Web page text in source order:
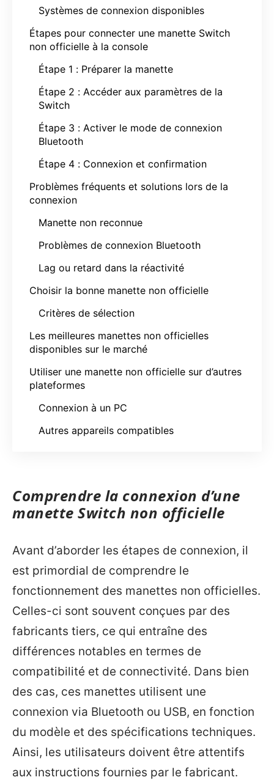
Systèmes de connexion disponibles
Étapes pour connecter une manette Switch
non officielle à la console
Étape 1 : Préparer la manette
Étape 2 : Accéder aux paramètres de la
Switch
Étape 3 : Activer le mode de connexion
Bluetooth
Étape 4 : Connexion et confirmation
Problèmes fréquents et solutions lors de la
connexion
Manette non reconnue
Problèmes de connexion Bluetooth
Lag ou retard dans la réactivité
Choisir la bonne manette non officielle
Critères de sélection
Les meilleures manettes non officielles
disponibles sur le marché
Utiliser une manette non officielle sur d’autres
plateformes
Connexion à un PC
Autres appareils compatibles
Comprendre la connexion d’une
manette Switch non officielle
Avant d’aborder les étapes de connexion, il
est primordial de comprendre le
fonctionnement des manettes non officielles.
Celles-ci sont souvent conçues par des
fabricants tiers, ce qui entraîne des
différences notables en termes de
compatibilité et de connectivité. Dans bien
des cas, ces manettes utilisent une
connexion via Bluetooth ou USB, en fonction
du modèle et des spécifications techniques.
Ainsi, les utilisateurs doivent être attentifs
aux instructions fournies par le fabricant.